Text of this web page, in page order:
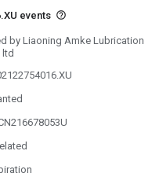
events
by Liaoning Amke Lubrication
ltd